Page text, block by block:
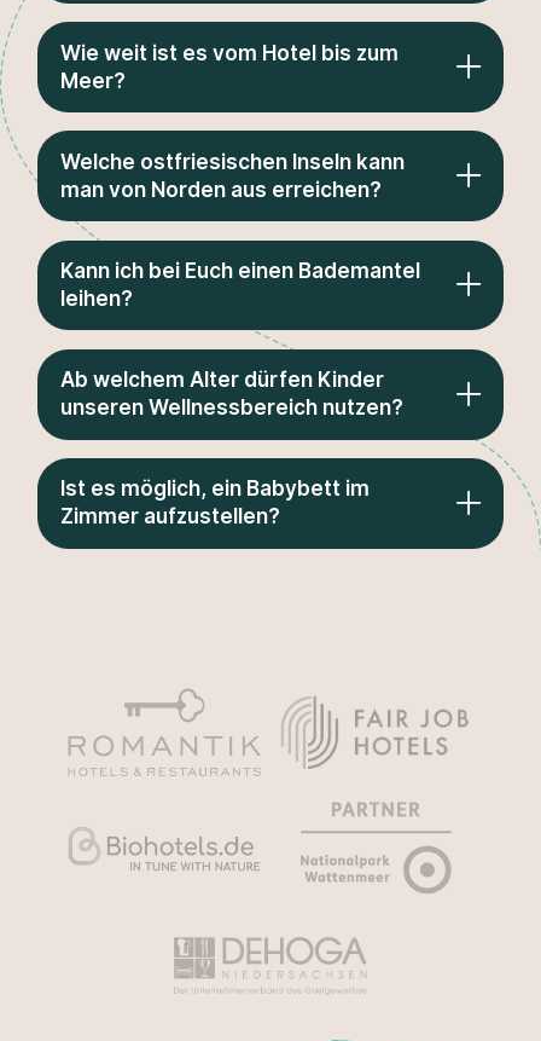
Wie weit ist es vom Hotel bis zum
Meer?
Welche ostfriesischen Inseln kann
man von Norden aus erreichen?
Kann ich bei Euch einen Bademantel
leihen?
Ab welchem Alter dürfen Kinder
unseren Wellnessbereich nutzen?
Ist es möglich, ein Babybett im
Zimmer aufzustellen?